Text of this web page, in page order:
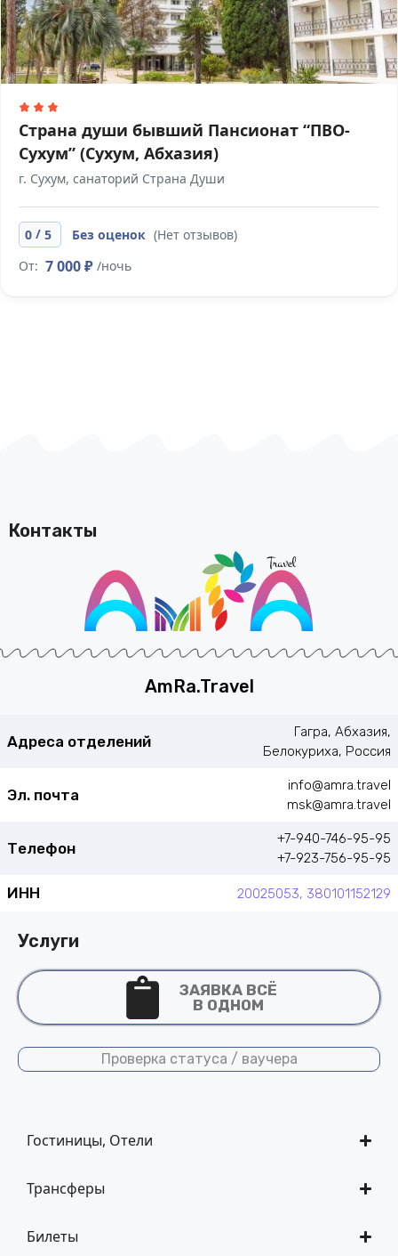
Страна души бывший Пансионат “ПВО-
Сухум” (Сухум, Абхазия)
г. Сухум, санаторий Страна Души
0 / 5 Без оценок (Нет отзывов)
От: 7 000 ₽ /ночь
Контакты
AmRa.Travel
Адреса отделений
Гагра, Абхазия,
Белокуриха, Россия
Эл. почта
info@amra.travel
msk@amra.travel
Телефон
+7-940-746-95-95
+7-923-756-95-95
ИНН 20025053, 380101152129
Услуги
ЗАЯВКА ВСЁ
В ОДНОМ
Проверка статуса / ваучера
Гостиницы, Отели
Трансферы
Билеты